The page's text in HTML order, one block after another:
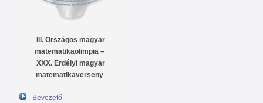
III. Országos magyar
matematikaolimpia –
XXX. Erdélyi magyar
matematikaverseny
Bevezető